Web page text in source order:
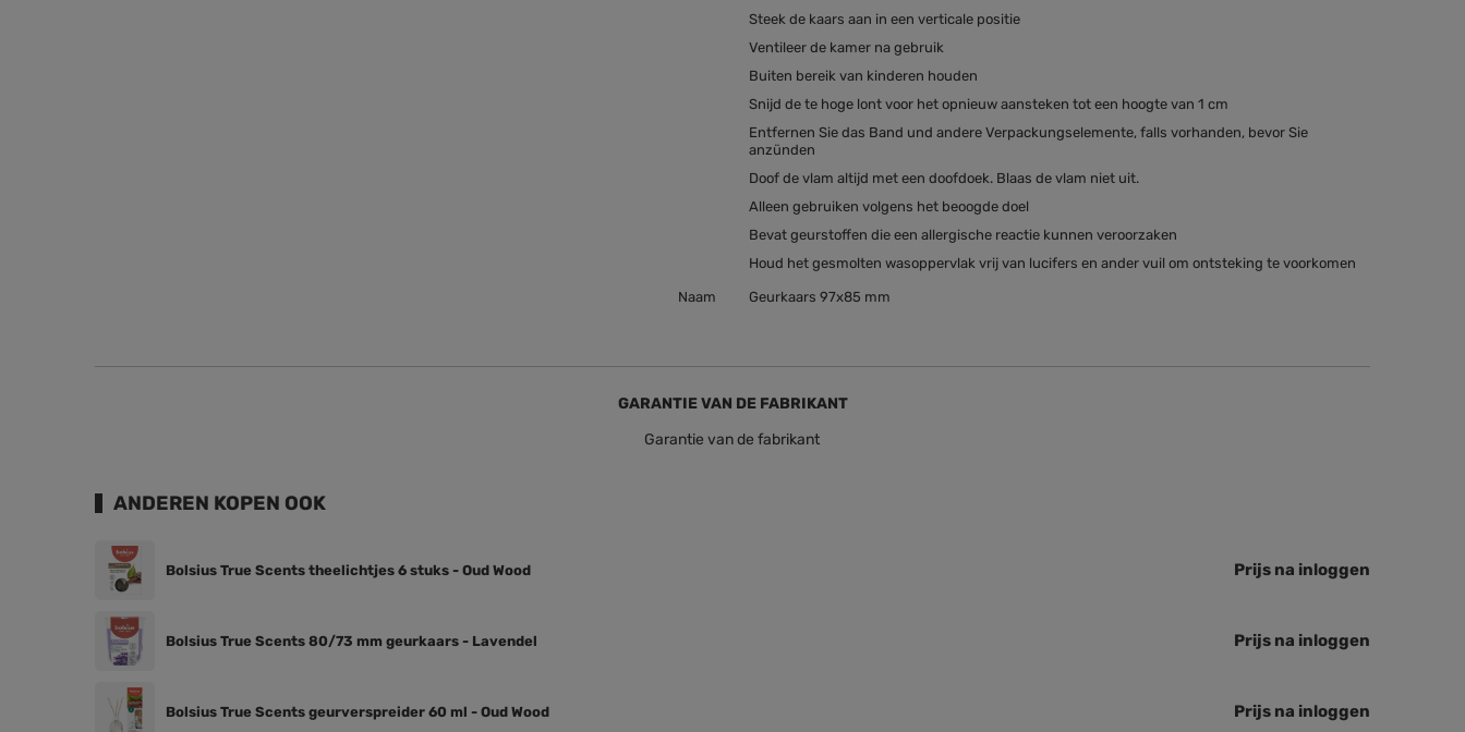
Steek de kaars aan in een verticale positie
Ventileer de kamer na gebruik
Buiten bereik van kinderen houden
Snijd de te hoge lont voor het opnieuw aansteken tot een hoogte van 1 cm
Entfernen Sie das Band und andere Verpackungselemente, falls vorhanden, bevor Sie
anzünden
Doof de vlam altijd met een doofdoek. Blaas de vlam niet uit.
Alleen gebruiken volgens het beoogde doel
Bevat geurstoffen die een allergische reactie kunnen veroorzaken
Houd het gesmolten wasoppervlak vrij van lucifers en ander vuil om ontsteking te voorkomen
Naam Geurkaars 97x85 mm
GARANTIE VAN DE FABRIKANT
Garantie van de fabrikant
ANDEREN KOPEN OOK
Bolsius True Scents theelichtjes 6 stuks - Oud Wood Prijs na inloggen
Bolsius True Scents 80/73 mm geurkaars - Lavendel Prijs na inloggen
Bolsius True Scents geurverspreider 60 ml - Oud Wood Prijs na inloggen